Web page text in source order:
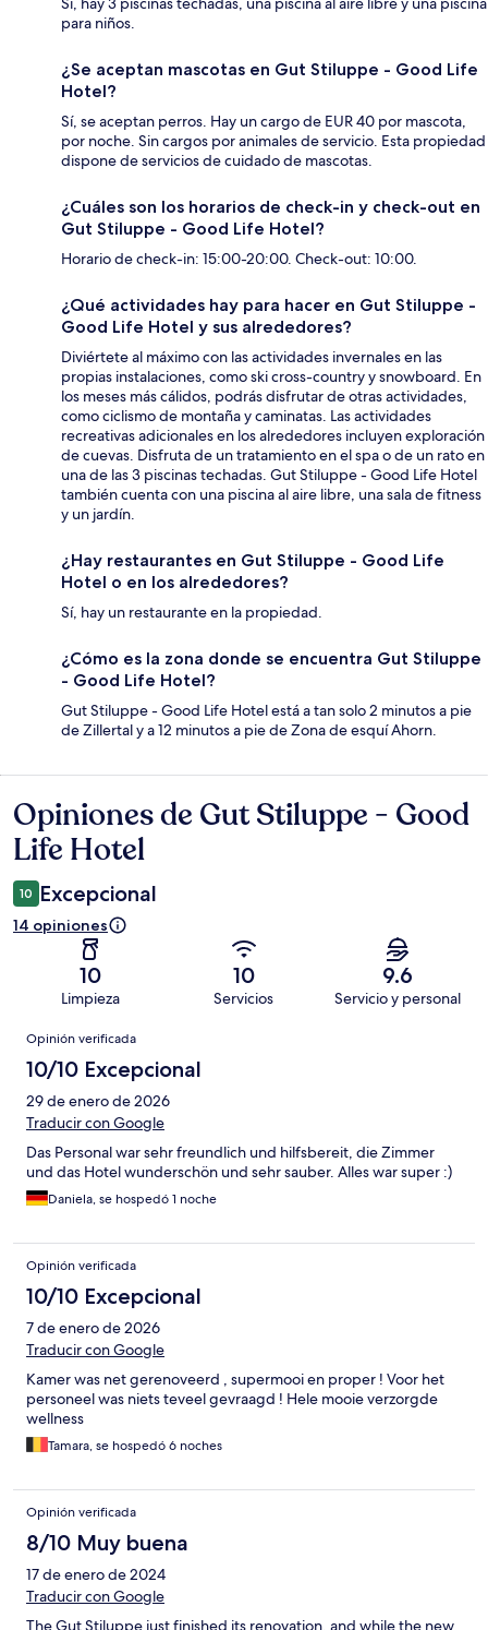
para niños.
¿Se aceptan mascotas en Gut Stiluppe - Good Life
Hotel?
Sí, se aceptan perros. Hay un cargo de EUR 40 por mascota,
por noche. Sin cargos por animales de servicio. Esta propiedad
dispone de servicios de cuidado de mascotas.
¿Cuáles son los horarios de check-in y check-out en
Gut Stiluppe - Good Life Hotel?
Horario de check-in: 15:00-20:00. Check-out: 10:00.
¿Qué actividades hay para hacer en Gut Stiluppe -
Good Life Hotel y sus alrededores?
Diviértete al máximo con las actividades invernales en las
propias instalaciones, como ski cross-country y snowboard. En
los meses más cálidos, podrás disfrutar de otras actividades,
como ciclismo de montaña y caminatas. Las actividades
recreativas adicionales en los alrededores incluyen exploración
de cuevas. Disfruta de un tratamiento en el spa o de un rato en
una de las 3 piscinas techadas. Gut Stiluppe - Good Life Hotel
también cuenta con una piscina al aire libre, una sala de fitness
y un jardín.
¿Hay restaurantes en Gut Stiluppe - Good Life
Hotel o en los alrededores?
Sí, hay un restaurante en la propiedad.
¿Cómo es la zona donde se encuentra Gut Stiluppe
- Good Life Hotel?
Gut Stiluppe - Good Life Hotel está a tan solo 2 minutos a pie
de Zillertal y a 12 minutos a pie de Zona de esquí Ahorn.
Opiniones
Opiniones de Gut Stiluppe - Good
Life Hotel
10 Excepcional
14 opiniones
10
Limpieza
10
Servicios
9.6
Servicio y personal
Opiniones
Opinión verificada
10/10 Excepcional
29 de enero de 2026
Traducir con Google
Das Personal war sehr freundlich und hilfsbereit, die Zimmer
und das Hotel wunderschön und sehr sauber. Alles war super :)
Daniela, se hospedó 1 noche
Opinión verificada
10/10 Excepcional
7 de enero de 2026
Traducir con Google
Kamer was net gerenoveerd , supermooi en proper ! Voor het
personeel was niets teveel gevraagd ! Hele mooie verzorgde
wellness
Tamara, se hospedó 6 noches
Opinión verificada
8/10 Muy buena
17 de enero de 2024
Traducir con Google
The Gut Stiluppe just finished its renovation, and while the new